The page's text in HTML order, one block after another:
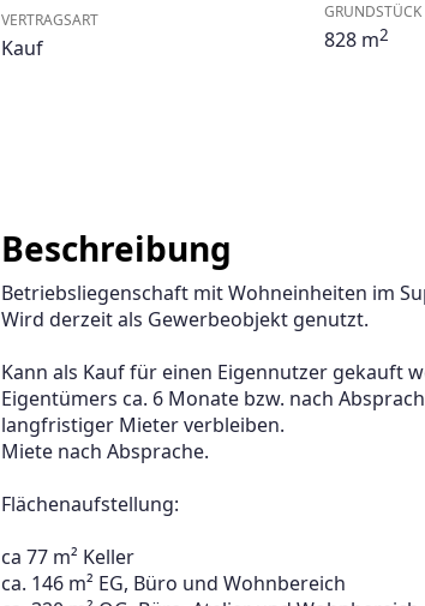
VERTRAGSART
Kauf
GRUNDSTÜCK
828 m2
Beschreibung
Betriebsliegenschaft mit Wohneinheiten im
Wird derzeit als Gewerbeobjekt genutzt.
Kann als Kauf für einen Eigennutzer gekauft
Eigentümers ca. 6 Monate bzw. nach
langfristiger Mieter verbleiben.
Miete nach Absprache.
Flächenaufstellung:
ca 77 m² Keller
ca. 146 m² EG, Büro und Wohnbereich